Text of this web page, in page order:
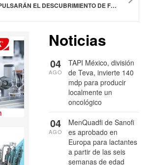
BAYER E IAMBIC IMPULSARÁN EL DESCUBRIMIENTO DE FÁRMACOS CON INTELIGENCIA ARTIFICIAL
Noticias
TAPI México, división
de Teva, invierte 140
mdp para producir
localmente un
oncológico
04
AGO
MenQuadfi de Sanofi
es aprobado en
Europa para lactantes
a partir de las seis
semanas de edad
04
AGO